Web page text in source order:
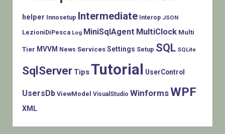
helper Innosetup Intermediate Interop JSON
LezioniDiPesca Log MiniSqlAgent MultiClock Multi
Tier MVVM News Services Settings Setup SQL SQLite
SqlServer TipsTutorial UserControl
UsersDb ViewModel VisualStudio WinformsWPF
XML